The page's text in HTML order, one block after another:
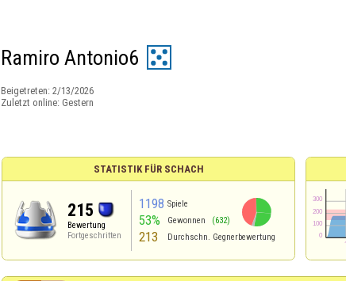
Ramiro Antonio6
Beigetreten: 2/13/2026
Zuletzt online: Gestern
STATISTIK FÜR SCHACH
215
Bewertung
Fortgeschritten
1198 Spiele
53% Gewonnen (632)
213 Durchschn. Gegnerbewertung